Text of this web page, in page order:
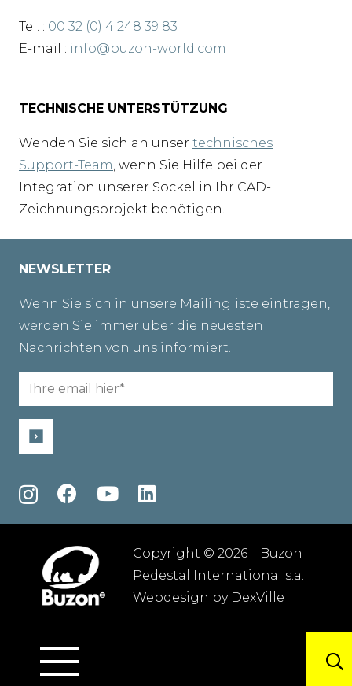
Tel. : 00 32 (0) 4 248 39 83
E-mail : info@buzon-world.com
TECHNISCHE UNTERSTÜTZUNG
Wenden Sie sich an unser technisches
Support-Team , wenn Sie Hilfe bei der
Integration unserer Sockel in Ihr CAD-
Zeichnungsprojekt benötigen.
NEWSLETTER
Wenn Sie sich in unsere Mailingliste eintragen,
werden Sie immer über die neuesten
Nachrichten von uns informiert.
Email
(erforderlich)
Copyright © 2026 – Buzon
Pedestal International s.a.
Webdesign by DexVille
Datenschutzbestimmungen